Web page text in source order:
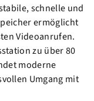
schnelle und
ermöglicht
Videoanrufen.
zu über 80
moderne
Umgang mit